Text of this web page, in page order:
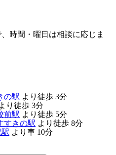
時間・曜日は相談に応じま
の駅 より徒歩 3分
り徒歩 3分
前駅 より徒歩 5分
すきの駅 より徒歩 8分
より車 10分